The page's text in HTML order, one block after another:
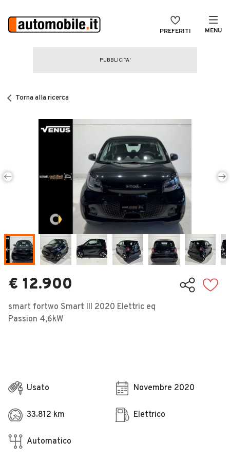
PREFERITI MENU
CERCA
Auto Nuove
Noleggio a lungo termine
Auto d'epoca
Veicoli Commerciali
Concessionari
Torna alla ricerca
€ 12.900
smart fortwo Smart III 2020 Elettric eq
Passion 4,6kW
Usato Novembre 2020
33.812 km Elettrico
Automatico